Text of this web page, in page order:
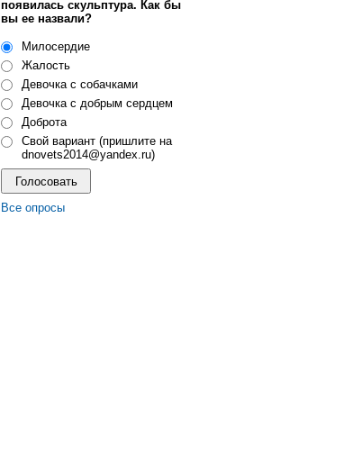
появилась скульптура. Как бы
вы ее назвали?
Милосердие
Жалость
Девочка с собачками
Девочка с добрым сердцем
Доброта
Свой вариант (пришлите на
dnovets2014@yandex.ru)
Все опросы